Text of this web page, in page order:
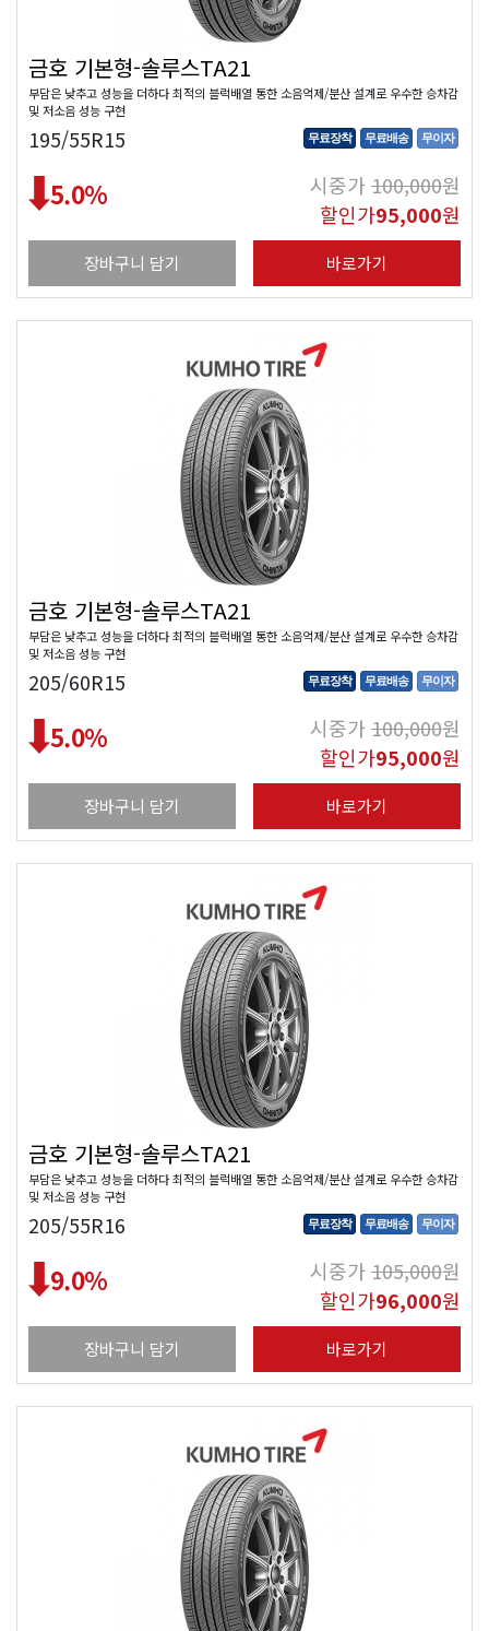
금호 기본형-솔루스TA21
부담은 낮추고 성능을 더하다 최적의 블럭배열 통한 소음억제/분산 설계로 우수한 승차감
및 저소음 성능 구현
195/55R15 무료장착 무료배송 무이자
5.0% 시중가100,000원
할인가95,000원
장바구니 담기 바로가기
금호 기본형-솔루스TA21
부담은 낮추고 성능을 더하다 최적의 블럭배열 통한 소음억제/분산 설계로 우수한 승차감
및 저소음 성능 구현
205/60R15 무료장착 무료배송 무이자
5.0% 시중가100,000원
할인가95,000원
장바구니 담기 바로가기
금호 기본형-솔루스TA21
부담은 낮추고 성능을 더하다 최적의 블럭배열 통한 소음억제/분산 설계로 우수한 승차감
및 저소음 성능 구현
205/55R16 무료장착 무료배송 무이자
9.0% 시중가105,000원
할인가96,000원
장바구니 담기 바로가기